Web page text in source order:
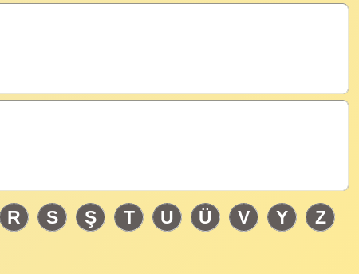
R S Ş T U Ü V Y Z